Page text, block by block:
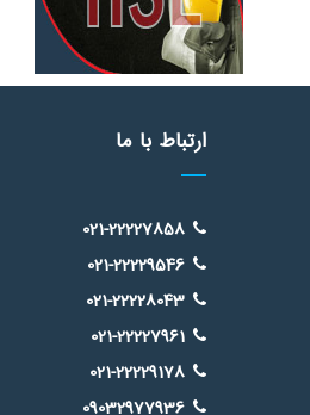
ارتباط با ما
021-22227858
021-22229546
021-22228043
021-22227961
021-22229178
09032977936